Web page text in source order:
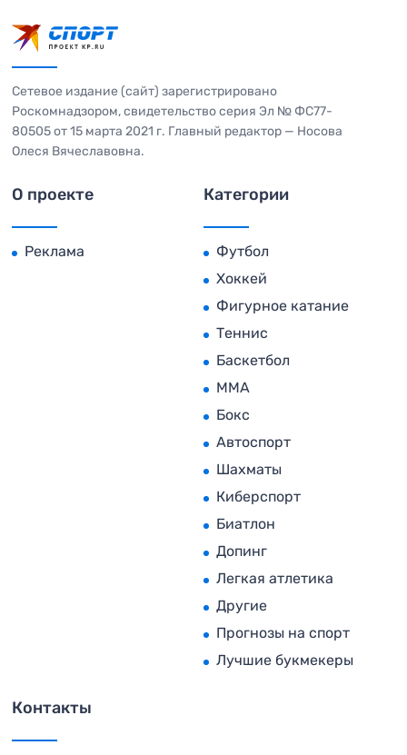
Сетевое издание (сайт) зарегистрировано
Роскомнадзором, свидетельство серия Эл № ФС77-
80505 от 15 марта 2021 г. Главный редактор — Носова
Олеся Вячеславовна.
О проекте
Реклама
Категории
Футбол
Хоккей
Фигурное катание
Теннис
Баскетбол
MMA
Бокс
Автоспорт
Шахматы
Киберспорт
Биатлон
Допинг
Легкая атлетика
Другие
Прогнозы на спорт
Лучшие букмекеры
Контакты